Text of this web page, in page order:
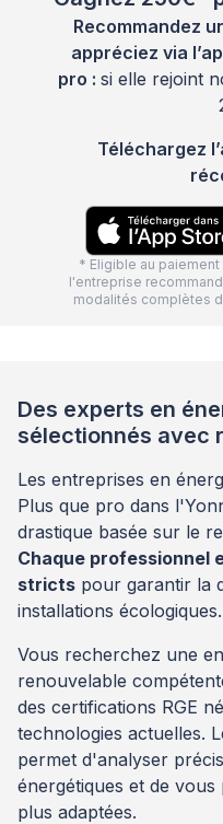
Recommandez
appréciez via
pro : si elle rejoint
Téléchargez
* Eligible au
l'entreprise
modalités complètes
Des experts en
sélectionnés avec
Les entreprises en
Plus que pro dans
drastique basée sur le
Chaque professionnel
stricts pour garantir la
installations écologiques.
Vous recherchez une
renouvelable
des certifications RGE
technologies actuelles.
permet d'analyser
énergétiques et de
plus adaptées.